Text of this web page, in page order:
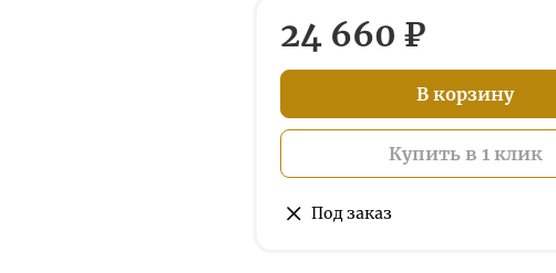
24 660 ₽
В корзину
Купить в 1 клик
Под заказ